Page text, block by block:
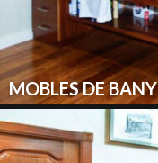
MOBLES DE BANY